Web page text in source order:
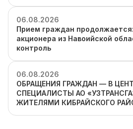
06.08.2026
Прием граждан
акционера из Навоийской
контроль
06.08.2026
ОБРАЩЕНИЯ ГРАЖДАН — В
СПЕЦИАЛИСТЫ АО
ЖИТЕЛЯМИ КИБРАЙСКОГО